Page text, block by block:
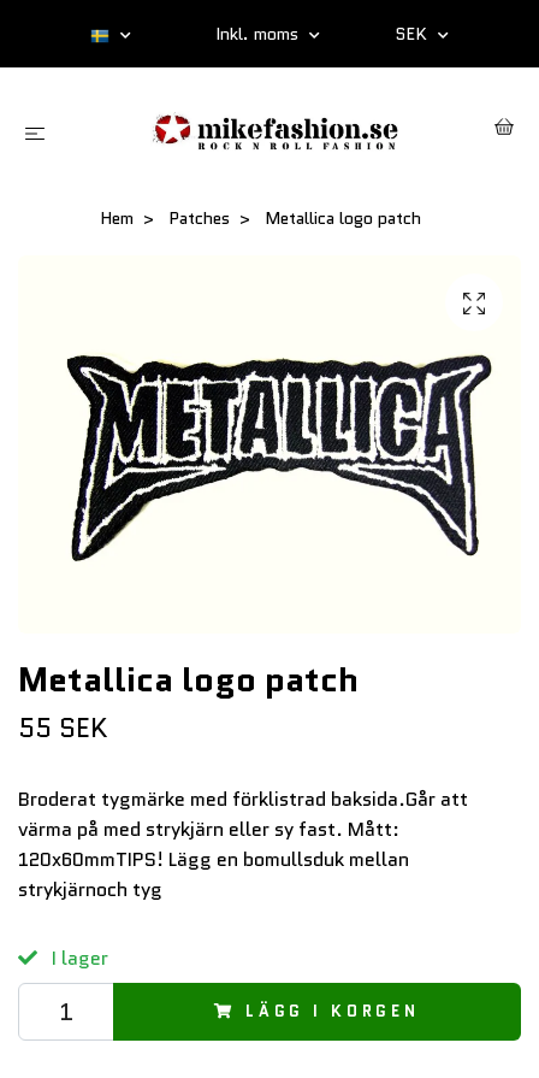
Inkl. moms SEK
Hem Patches Metallica logo patch
Metallica logo patch
55 SEK
Broderat tygmärke med förklistrad baksida.Går att
värma på med strykjärn eller sy fast. Mått:
120x60mmTIPS! Lägg en bomullsduk mellan
strykjärnoch tyg
I lager
LÄGG I KORGEN